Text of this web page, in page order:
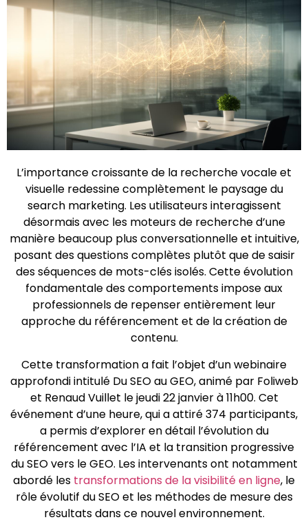
L’importance croissante de la recherche vocale et
visuelle redessine complètement le paysage du
search marketing. Les utilisateurs interagissent
désormais avec les moteurs de recherche d’une
manière beaucoup plus conversationnelle et intuitive,
posant des questions complètes plutôt que de saisir
des séquences de mots-clés isolés. Cette évolution
fondamentale des comportements impose aux
professionnels de repenser entièrement leur
approche du référencement et de la création de
contenu.
Cette transformation a fait l’objet d’un webinaire
approfondi intitulé Du SEO au GEO, animé par Foliweb
et Renaud Vuillet le jeudi 22 janvier à 11h00. Cet
événement d’une heure, qui a attiré 374 participants,
a permis d’explorer en détail l’évolution du
référencement avec l’IA et la transition progressive
du SEO vers le GEO. Les intervenants ont notamment
abordé les transformations de la visibilité en ligne, le
rôle évolutif du SEO et les méthodes de mesure des
résultats dans ce nouvel environnement.